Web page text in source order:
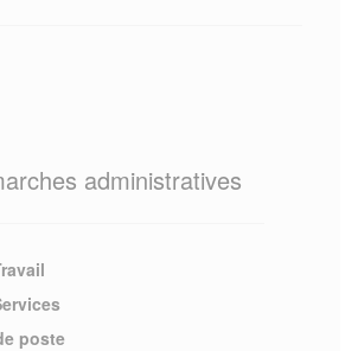
administratives
poste